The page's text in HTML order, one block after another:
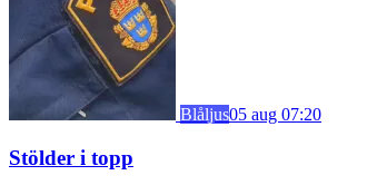
Blåljus05 aug 07:20
Stölder i topp